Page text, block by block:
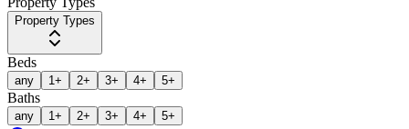
Property Types
Beds
any 1+ 2+ 3+ 4+ 5+
Baths
any 1+ 2+ 3+ 4+ 5+